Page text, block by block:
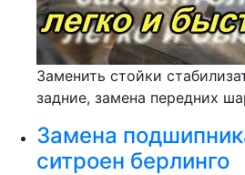
Заменить стойки
задние, замена передних
Замена
ситроен берлинго